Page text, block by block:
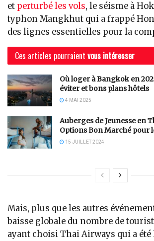
et perturbé les vols, le séisme à
typhon Mangkhut qui a frappé
des lignes essentielles pour la
Ces articles pourraient vous intéresser
Où loger à Bangkok en
éviter et bons plans hôtels
4 MAI 2025
Auberges de Jeunesse en
Options Bon Marché pour
15 JUILLET 2024
Mais, plus que les autres
baisse globale du nombre de
ayant choisi Thai Airways qui a